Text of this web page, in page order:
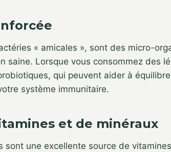
« amicales », sont des micro-
saine. Lorsque vous consommez des
qui peuvent aider à
système immunitaire.
et de minéraux
sont une excellente source de